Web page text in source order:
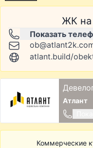
ЖК на
Показать
Атлант
Коммерческие